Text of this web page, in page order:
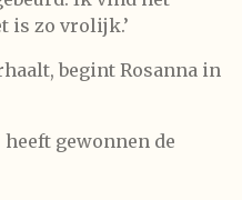
is zo vrolijk.’
begint Rosanna in
gewonnen de